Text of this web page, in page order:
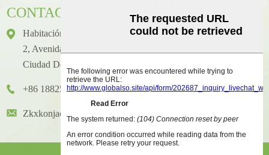
CONTACTO
Habitación 1416, Piso 14, Edificio Internacional Junhao, N.°
2, Avenida Chenjiang Zhongkai, Distrito De Huicheng,
Ciudad De Huizhou
+86 18825458362
Zkxkonjac@hzzkx.com